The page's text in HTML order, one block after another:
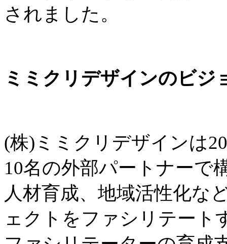
されました。
ミミクリデザインのビジ
(株)ミミクリデザインは
10名の外部パートナーで
人材育成、地域活性化な
ェクトをファシリテート